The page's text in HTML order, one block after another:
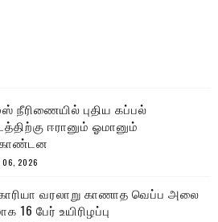
நீரிணையில் புதிய கப்பல்
ஈரானும் ஓமானும்
06, 2026
வரலாறு காணாத வெப்ப அலை
16 பேர் உயிரிழப்பு